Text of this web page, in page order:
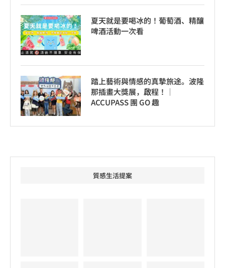
夏天就是要喝冰的！葡萄酒、精釀
啤酒活動一次看
踏上藝術與情感的真摯旅途。波隆
那插畫大獎展，啟程！│
ACCUPASS 團 GO 趣
質感生活提案